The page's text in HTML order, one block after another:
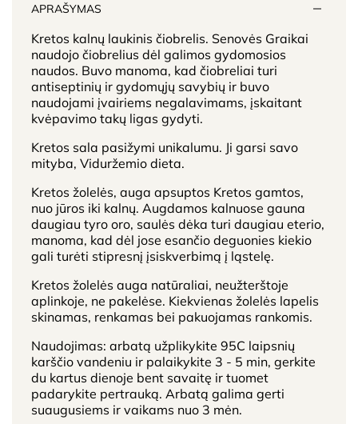
APRAŠYMAS
Kretos kalnų laukinis čiobrelis. Senovės Graikai
naudojo čiobrelius dėl galimos gydomosios
naudos. Buvo manoma, kad čiobreliai turi
antiseptinių ir gydomųjų savybių ir buvo
naudojami įvairiems negalavimams, įskaitant
kvėpavimo takų ligas gydyti.
Kretos sala pasižymi unikalumu. Ji garsi savo
mityba, Viduržemio dieta.
Kretos žolelės, auga apsuptos Kretos gamtos,
nuo jūros iki kalnų. Augdamos kalnuose gauna
daugiau tyro oro, saulės dėka turi daugiau eterio,
manoma, kad dėl jose esančio deguonies kiekio
gali turėti stipresnį įsiskverbimą į ląstelę.
Kretos žolelės auga natūraliai, neužterštoje
aplinkoje, ne pakelėse. Kiekvienas žolelės lapelis
skinamas, renkamas bei pakuojamas rankomis.
Naudojimas: arbatą užplikykite 95C laipsnių
karščio vandeniu ir palaikykite 3 - 5 min, gerkite
du kartus dienoje bent savaitę ir tuomet
padarykite pertrauką. Arbatą galima gerti
suaugusiems ir vaikams nuo 3 mėn.